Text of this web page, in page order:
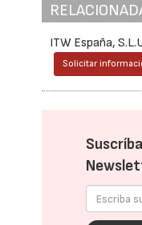
ITW España,
Solicitar